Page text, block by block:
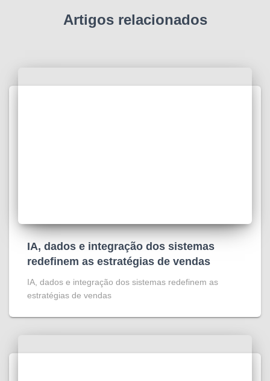
Artigos relacionados
IA, dados e integração dos sistemas
redefinem as estratégias de vendas
IA, dados e integração dos sistemas redefinem as
estratégias de vendas